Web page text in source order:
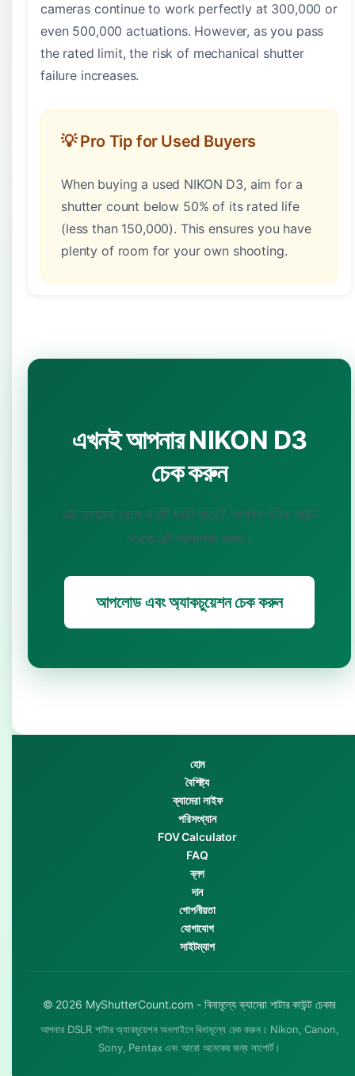
cameras continue to work perfectly at 300,000 or
even 500,000 actuations. However, as you pass
the rated limit, the risk of mechanical shutter
failure increases.
💡 Pro Tip for Used Buyers
When buying a used NIKON D3, aim for a
shutter count below 50% of its rated life
(less than 150,000). This ensures you have
plenty of room for your own shooting.
এখনই আপনার NIKON D3
চেক করুন
এই ক্যামেরা থেকে একটি ফটো আছে? আপনার সঠিক কাউন্ট
দেখতে এটি আপলোড করুন।
আপলোড এবং অ্যাকচুয়েশন চেক করুন
হোম
বৈশিষ্ট্য
ক্যামেরা লাইফ
পরিসংখ্যান
FOV Calculator
FAQ
ব্লগ
দান
গোপনীয়তা
যোগাযোগ
সাইটম্যাপ
© 2026 MyShutterCount.com - বিনামূল্যে ক্যামেরা শাটার কাউন্ট চেকার
আপনার DSLR শাটার অ্যাকচুয়েশন অনলাইনে বিনামূল্যে চেক করুন। Nikon, Canon,
Sony, Pentax এবং আরো অনেকের জন্য সাপোর্ট।